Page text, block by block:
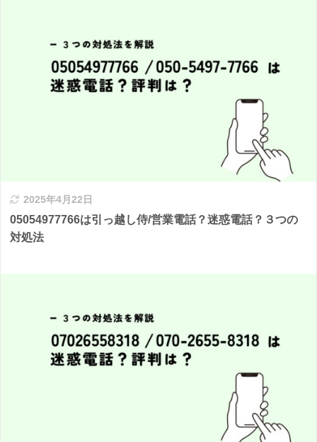
2025年4月22日
05054977766は引っ越し侍/営業電話？迷惑電話？３つの
対処法